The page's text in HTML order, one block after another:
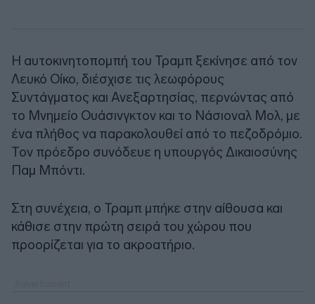
Η αυτοκινητοπομπή του Τραμπ ξεκίνησε από τον
Λευκό Οίκο, διέσχισε τις λεωφόρους
Συντάγματος και Ανεξαρτησίας, περνώντας από
το Μνημείο Ουάσινγκτον και το Νάσιοναλ Μολ, με
ένα πλήθος να παρακολουθεί από το πεζοδρόμιο.
Τον πρόεδρο συνόδευε η υπουργός Δικαιοσύνης
Παμ Μπόντι.
Στη συνέχεια, ο Τραμπ μπήκε στην αίθουσα και
κάθισε στην πρώτη σειρά του χώρου που
προορίζεται για το ακροατήριο.